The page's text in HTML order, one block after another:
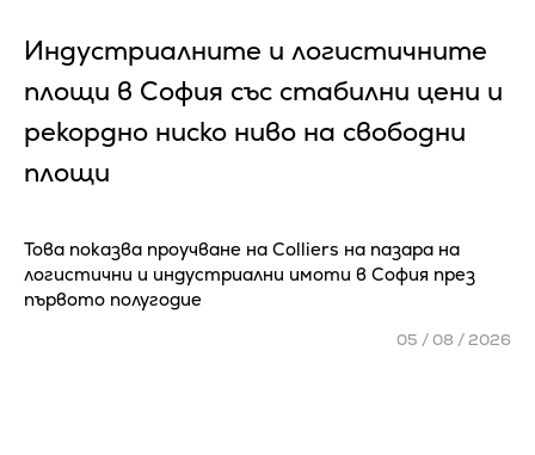
Индустриалните и логистичните
площи в София със стабилни цени и
рекордно ниско ниво на свободни
площи
Това показва проучване на Colliers на пазара на
логистични и индустриални имоти в София през
първото полугодие
05 / 08 / 2026